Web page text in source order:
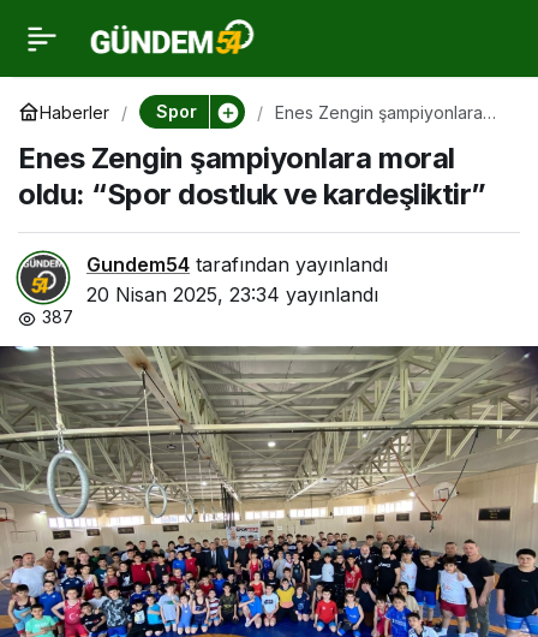
Haberler Spor
Enes Zengin şampiyonlara
kardeşliktir”
Enes Zengin şampiyonlara moral
oldu: “Spor dostluk ve kardeşliktir”
Gundem54 tarafından yayınlandı
20 Nisan 2025, 23:34 yayınlandı
387
Enes Zengin
şampiyonlara moral
oldu: “Spor dostluk ve
kardeşliktir”